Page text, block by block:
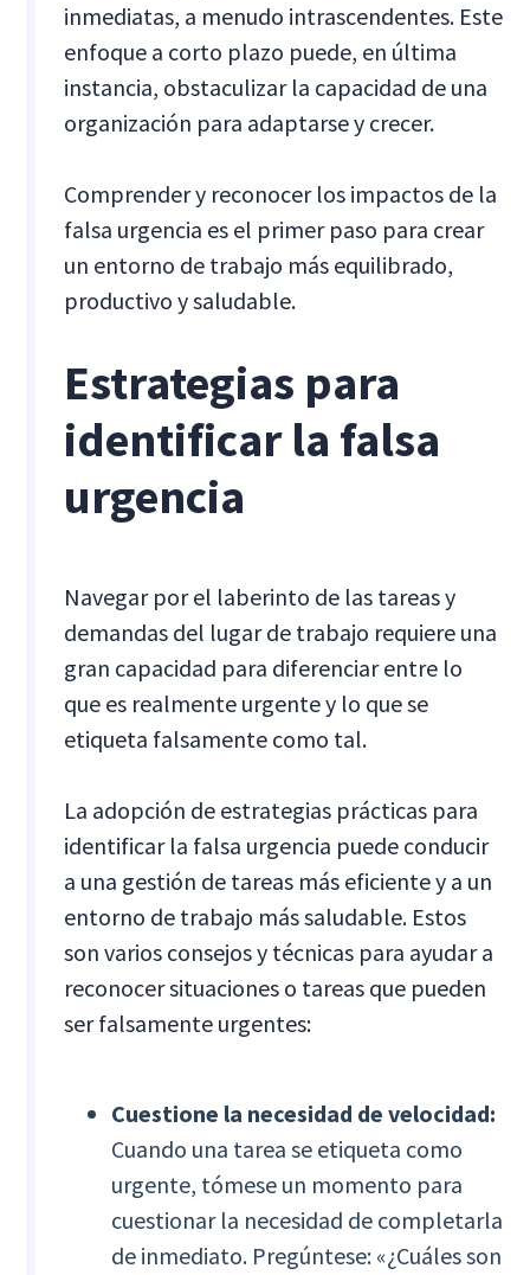
inmediatas, a menudo intrascendentes. Este
enfoque a corto plazo puede, en última
instancia, obstaculizar la capacidad de una
organización para adaptarse y crecer.
Comprender y reconocer los impactos de la
falsa urgencia es el primer paso para crear
un entorno de trabajo más equilibrado,
productivo y saludable.
Estrategias para
identificar la falsa
urgencia
Navegar por el laberinto de las tareas y
demandas del lugar de trabajo requiere una
gran capacidad para diferenciar entre lo
que es realmente urgente y lo que se
etiqueta falsamente como tal.
La adopción de estrategias prácticas para
identificar la falsa urgencia puede conducir
a una gestión de tareas más eficiente y a un
entorno de trabajo más saludable. Estos
son varios consejos y técnicas para ayudar a
reconocer situaciones o tareas que pueden
ser falsamente urgentes:
Cuestione la necesidad de velocidad:
Cuando una tarea se etiqueta como
urgente, tómese un momento para
cuestionar la necesidad de completarla
de inmediato. Pregúntese: «¿Cuáles son